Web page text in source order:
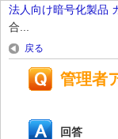
法人向け暗号化製品
合...
戻る
管理者
回答